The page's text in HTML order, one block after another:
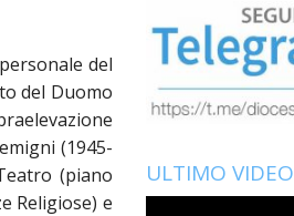
del
del Duomo
(1945-
(piano
Religiose) e
ULTIMO VIDEO